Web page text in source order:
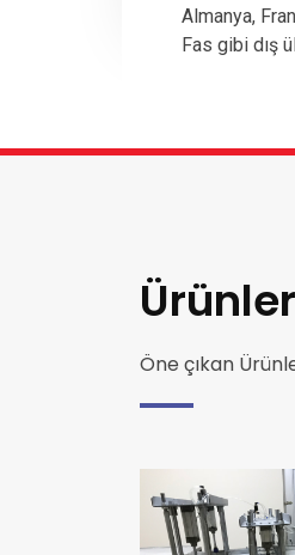
Almanya,
Fas gibi dış
Öne çıkan